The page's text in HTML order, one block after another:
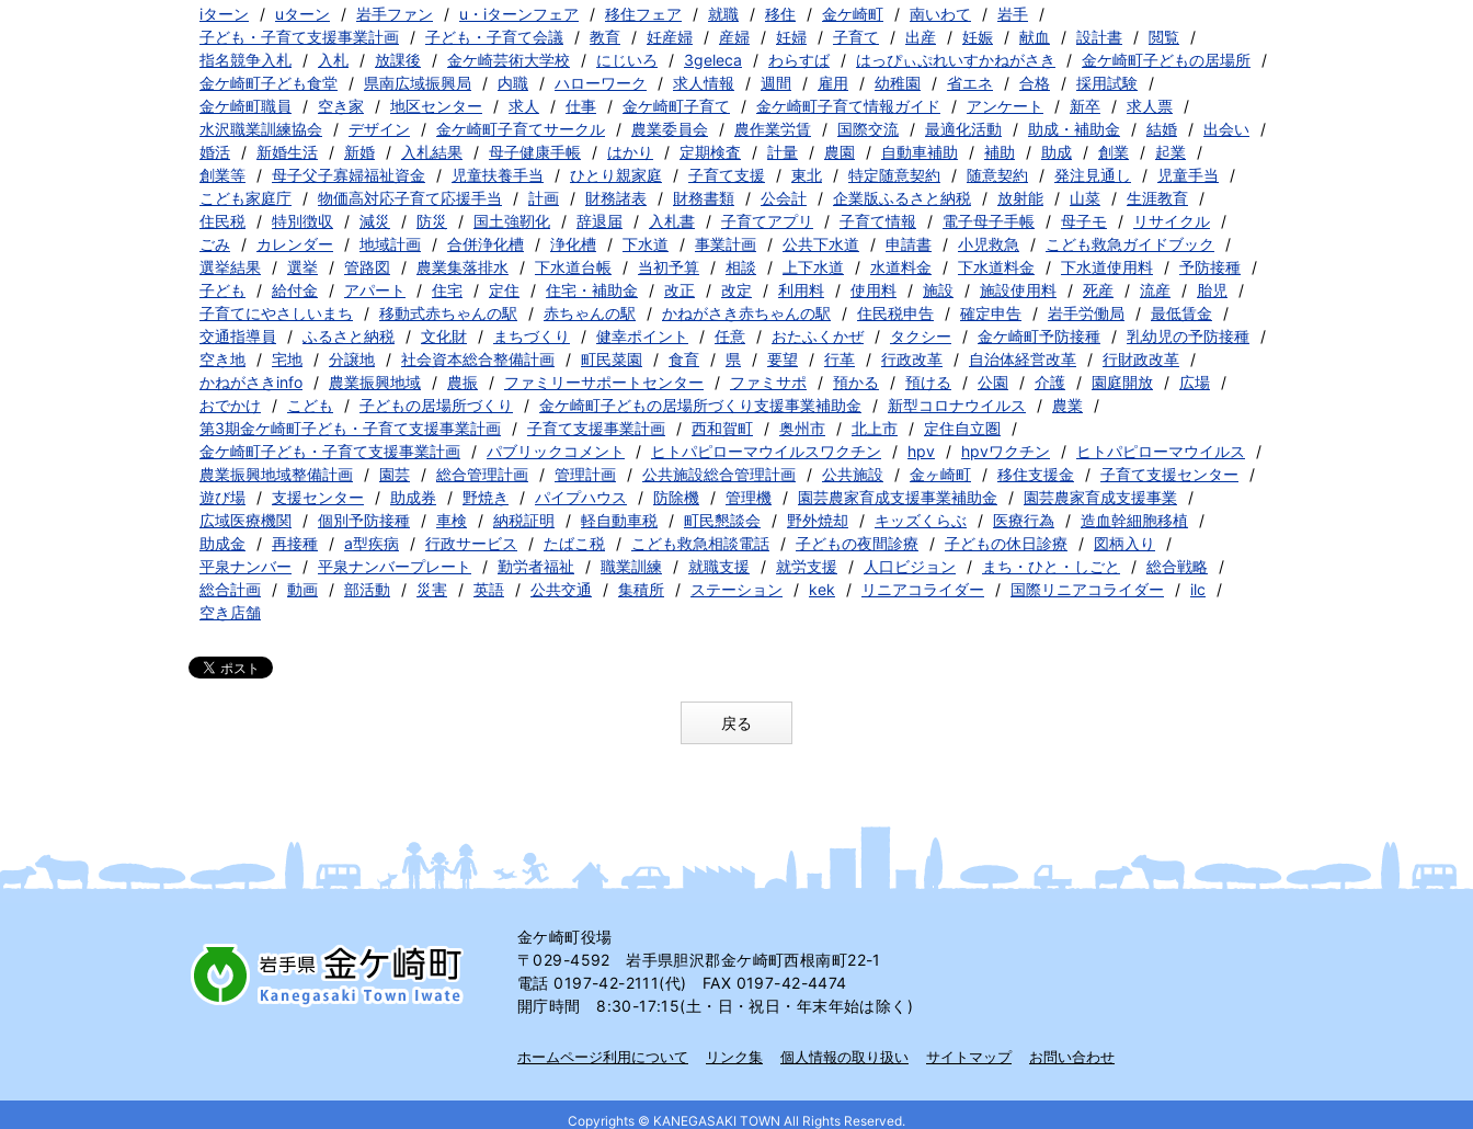
iターン uターン 岩手ファン u・iターンフェア 移住フェア 就職 移住 金ケ崎町 南いわて
岩手
子ども・子育て支援事業計画
子ども・子育て会議 教育 妊産婦 産婦 妊婦 子育て 出産 妊娠 献血 設計書
閲覧
指名競争入札
入札 放課後 金ケ崎芸術大学校 にじいろ 3geleca わらすば はっぴぃぷれいすかねがさき
金ケ崎町子どもの居場所
金ケ崎町子ども食堂
県南広域振興局 内職 ハローワーク 求人情報 週間 雇用 幼稚園 省エネ 合格
採用試験
金ケ崎町職員
空き家 地区センター 求人 仕事 金ケ崎町子育て 金ケ崎町子育て情報ガイド アンケート 新卒
求人票
水沢職業訓練協会
デザイン 金ケ崎町子育てサークル 農業委員会 農作業労賃 国際交流 最適化活動 助成・補助金 結婚
出会い
婚活
新婚生活 新婚 入札結果 母子健康手帳 はかり 定期検査 計量 農園 自動車補助 補助 助成 創業
起業
創業等
母子父子寡婦福祉資金 児童扶養手当 ひとり親家庭 子育て支援 東北 特定随意契約 随意契約 発注見通し
児童手当
こども家庭庁
物価高対応子育て応援手当 計画 財務諸表 財務書類 公会計 企業版ふるさと納税 放射能 山菜
生涯教育
住民税
特別徴収 減災 防災 国土強靭化 辞退届 入札書 子育てアプリ 子育て情報 電子母子手帳 母子モ
リサイクル
ごみ
カレンダー 地域計画 合併浄化槽 浄化槽 下水道 事業計画 公共下水道 申請書 小児救急
こども救急ガイドブック
選挙結果
選挙 管路図 農業集落排水 下水道台帳 当初予算 相談 上下水道 水道料金 下水道料金 下水道使用料
予防接種
子ども
給付金 アパート 住宅 定住 住宅・補助金 改正 改定 利用料 使用料 施設 施設使用料 死産 流産
胎児
子育てにやさしいまち
移動式赤ちゃんの駅 赤ちゃんの駅 かねがさき赤ちゃんの駅 住民税申告 確定申告 岩手労働局
最低賃金
交通指導員
ふるさと納税 文化財 まちづくり 健幸ポイント 任意 おたふくかぜ タクシー 金ケ崎町予防接種
乳幼児の予防接種
空き地
宅地 分譲地 社会資本総合整備計画 町民菜園 食育 県 要望 行革 行政改革 自治体経営改革
行財政改革
かねがさきinfo
農業振興地域 農振 ファミリーサポートセンター ファミサポ 預かる 預ける 公園 介護 園庭開放
広場
おでかけ
こども 子どもの居場所づくり 金ケ崎町子どもの居場所づくり支援事業補助金 新型コロナウイルス
農業
第3期金ケ崎町子ども・子育て支援事業計画
子育て支援事業計画 西和賀町 奥州市 北上市
定住自立圏
金ケ崎町子ども・子育て支援事業計画
パブリックコメント ヒトパピローマウイルスワクチン hpv hpvワクチン
ヒトパピローマウイルス
農業振興地域整備計画
園芸 総合管理計画 管理計画 公共施設総合管理計画 公共施設 金ヶ崎町 移住支援金
子育て支援センター
遊び場
支援センター 助成券 野焼き パイプハウス 防除機 管理機 園芸農家育成支援事業補助金
園芸農家育成支援事業
広域医療機関
個別予防接種 車検 納税証明 軽自動車税 町民懇談会 野外焼却 キッズくらぶ 医療行為
造血幹細胞移植
助成金
再接種 a型疾病 行政サービス たばこ税 こども救急相談電話 子どもの夜間診療 子どもの休日診療
図柄入り
平泉ナンバー
平泉ナンバープレート 勤労者福祉 職業訓練 就職支援 就労支援 人口ビジョン まち・ひと・しごと
総合戦略
総合計画
動画 部活動 災害 英語 公共交通 集積所 ステーション kek リニアコライダー 国際リニアコライダー
ilc
空き店舗
戻る
金ケ崎町役場
〒029-4592 岩手県胆沢郡金ケ崎町西根南町22-1
電話 0197-42-2111(代) FAX 0197-42-4474
開庁時間 8:30-17:15(土・日・祝日・年末年始は除く)
ホームページ利用について リンク集 個人情報の取り扱い サイトマップ お問い合わせ
Copyrights © KANEGASAKI TOWN All Rights Reserved.